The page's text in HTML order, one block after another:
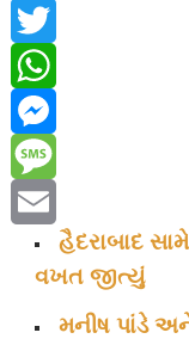
F
a
c
e
b
T
w
i
W
h
a
M
eM
હૈદરાબાદ
વખત જીત્યું
મનીષ પાંડે